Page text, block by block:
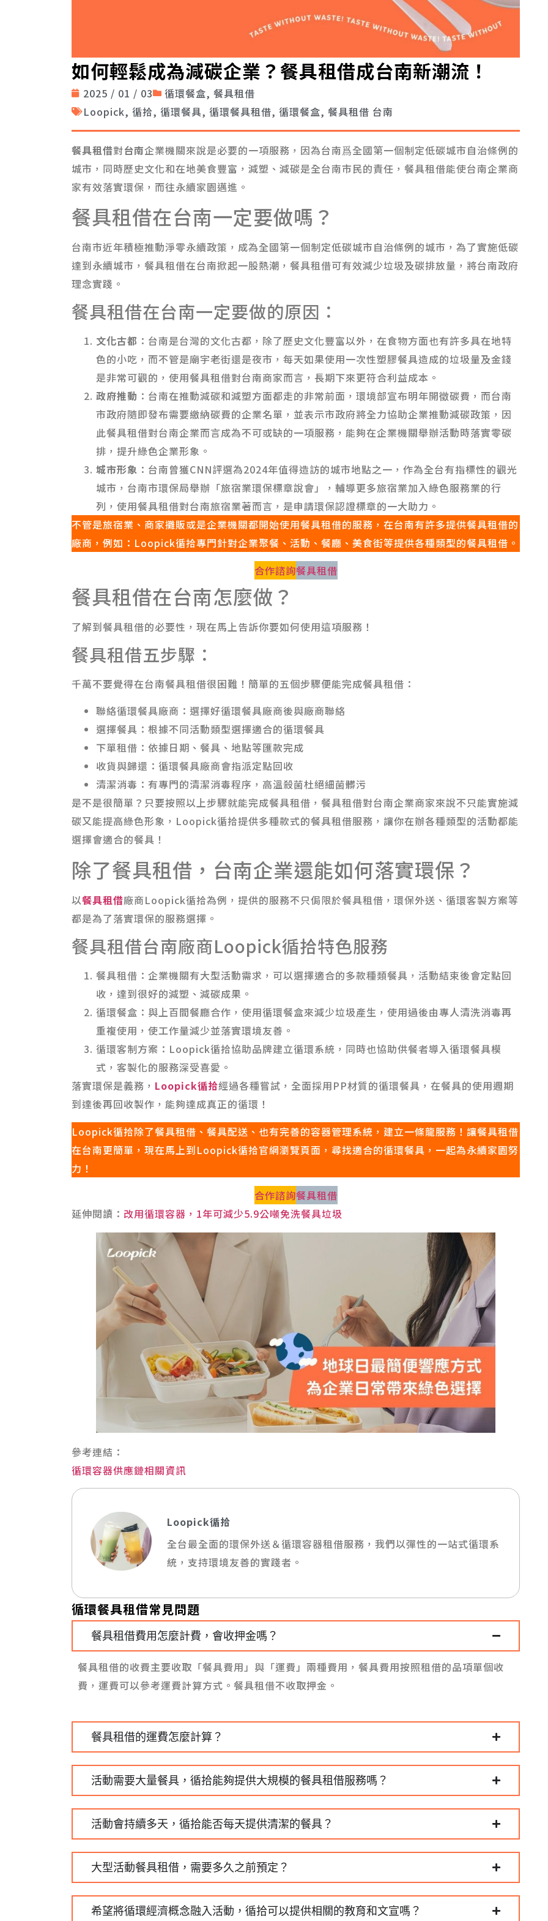
如何輕鬆成為減碳企業？餐具租借成台南新潮流！
2025 / 01 / 03 循環餐盒, 餐具租借
Loopick, 循拾, 循環餐具, 循環餐具租借, 循環餐盒, 餐具租借 台南
餐具租借對台南企業機關來說是必要的一項服務，因為台南爲全國第一個制定低碳城市自治條例的
城市，同時歷史文化和在地美食豐富，減塑、減碳是全台南市民的責任，餐具租借能使台南企業商
家有效落實環保，而往永續家園邁進。
餐具租借在台南一定要做嗎？
台南市近年積極推動淨零永續政策，成為全國第一個制定低碳城市自治條例的城市，為了實施低碳
達到永續城市，餐具租借在台南掀起一股熱潮，餐具租借可有效減少垃圾及碳排放量，將台南政府
理念實踐。
餐具租借在台南一定要做的原因：
文化古都 ：台南是台灣的文化古都，除了歷史文化豐富以外，在食物方面也有許多具在地特
色的小吃，而不管是廟宇老街還是夜市，每天如果使用一次性塑膠餐具造成的垃圾量及金錢
是非常可觀的，使用餐具租借對台南商家而言，長期下來更符合利益成本。
政府推動 ：台南在推動減碳和減塑方面都走的非常前面，環境部宣布明年開徵碳費，而台南
市政府隨即發布需要繳納碳費的企業名單，並表示市政府將全力協助企業推動減碳政策，因
此餐具租借對台南企業而言成為不可或缺的一項服務，能夠在企業機關舉辦活動時落實零碳
排，提升綠色企業形象。
城市形象 ：台南曾獲CNN評選為2024年值得造訪的城市地點之一，作為全台有指標性的觀光
城市，台南市環保局舉辦「旅宿業環保標章說會」，輔導更多旅宿業加入綠色服務業的行
列，使用餐具租借對台南旅宿業著而言，是申請環保認證標章的一大助力。
不管是旅宿業、商家攤販或是企業機關都開始使用餐具租借的服務，在台南有許多提供餐具租借的
廠商，例如：Loopick循拾專門針對企業聚餐、活動、餐廳、美食街等提供各種類型的餐具租借。
合作諮詢餐具租借
餐具租借在台南怎麼做？
了解到餐具租借的必要性，現在馬上告訴你要如何使用這項服務！
餐具租借五步驟：
千萬不要覺得在台南餐具租借很困難！簡單的五個步驟便能完成餐具租借：
聯絡循環餐具廠商：選擇好循環餐具廠商後與廠商聯絡
選擇餐具：根據不同活動類型選擇適合的循環餐具
下單租借：依據日期、餐具、地點等匯款完成
收貨與歸還：循環餐具廠商會指派定點回收
清潔消毒：有專門的清潔消毒程序，高溫殺菌杜絕細菌髒污
是不是很簡單？只要按照以上步驟就能完成餐具租借，餐具租借對台南企業商家來說不只能實施減
碳又能提高綠色形象，Loopick循拾提供多種款式的餐具租借服務，讓你在辦各種類型的活動都能
選擇會適合的餐具！
除了餐具租借，台南企業還能如何落實環保？
以餐具租借廠商Loopick循拾為例，提供的服務不只侷限於餐具租借，環保外送、循環客製方案等
都是為了落實環保的服務選擇。
餐具租借台南廠商Loopick循拾特色服務
餐具租借：企業機關有大型活動需求，可以選擇適合的多款種類餐具，活動結束後會定點回
收，達到很好的減塑、減碳成果。
循環餐盒：與上百間餐廳合作，使用循環餐盒來減少垃圾產生，使用過後由專人清洗消毒再
重複使用，使工作量減少並落實環境友善。
循環客制方案：Loopick循拾協助品牌建立循環系統，同時也協助供餐者導入循環餐具模
式，客製化的服務深受喜愛。
落實環保是義務， Loopick循拾經過各種嘗試，全面採用PP材質的循環餐具，在餐具的使用週期
到達後再回收製作，能夠達成真正的循環！
Loopick循拾除了餐具租借、餐具配送、也有完善的容器管理系統，建立一條龍服務！讓餐具租借
在台南更簡單，現在馬上到Loopick循拾官網瀏覽頁面，尋找適合的循環餐具，一起為永續家園努
力！
合作諮詢餐具租借
延伸閱讀： 改用循環容器，1年可減少5.9公噸免洗餐具垃圾
參考連結：
循環容器供應鏈相關資訊
Loopick循拾
全台最全面的環保外送＆循環容器租借服務，我們以彈性的一站式循環系
統，支持環境友善的實踐者。
循環餐具租借常見問題
餐具租借費用怎麼計費，會收押金嗎？
餐具租借的收費主要收取「餐具費用」與「運費」兩種費用，餐具費用按照租借的品項單個收
費，運費可以參考運費計算方式。餐具租借不收取押金。
餐具租借的運費怎麼計算？
活動需要大量餐具，循拾能夠提供大規模的餐具租借服務嗎？
活動會持續多天，循拾能否每天提供清潔的餐具？
大型活動餐具租借，需要多久之前預定？
希望將循環經濟概念融入活動，循拾可以提供相關的教育和文宣嗎？